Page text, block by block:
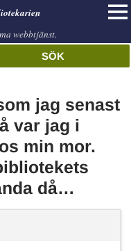
webbtjänst.
SÖK
jag senast
var jag i
min mor.
då…